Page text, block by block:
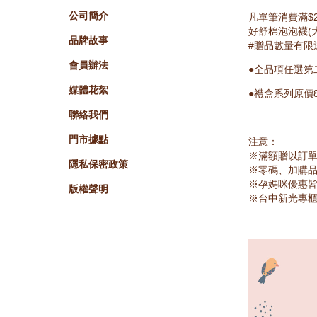
馬來西亞 汶萊
南非
公司簡介
品牌故事
會員辦法
媒體花絮
聯絡我們
門市據點
隱私保密政策
版權聲明
凡單筆消費滿
好舒棉泡泡襪(
#贈品數量有限
●全品項任選第
●禮盒系列原價
注意：
※滿額贈以訂
※零碼、加購
※孕媽咪優惠
※台中新光專